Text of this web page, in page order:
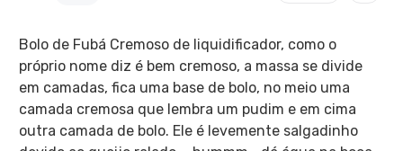
Bolo de Fubá Cremoso de liquidificador, como o
próprio nome diz é bem cremoso, a massa se divide
em camadas, fica uma base de bolo, no meio uma
camada cremosa que lembra um pudim e em cima
outra camada de bolo. Ele é levemente salgadinho